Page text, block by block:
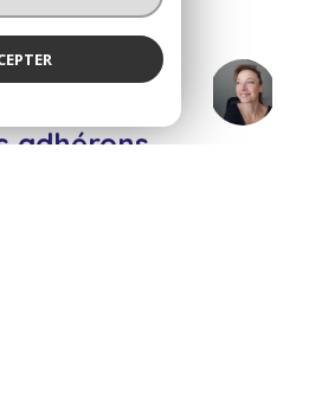
HOFFMANN
adhérons